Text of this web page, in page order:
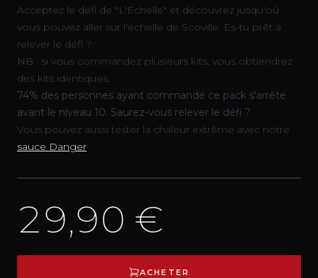
Acceptez le défi de "L'Échelle" et découvrez jusqu'où
vous pouvez aller sur l'échelle de Scoville. Es-tu prêt à
relever le défi ?
NB : si vous commandez plusieurs kits, vous obtiendrez
des kits identiques.
74% des personnes ayant commandé ce pack s'arrête
avant le niveau 10. Saurez-vous relever le défi ?
Vous pouvez aussi tester la chaleur extrême avec notre
sauce Danger
29,90 €
ACHETER